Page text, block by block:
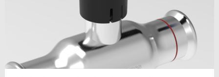
Jeg er din kontaktperson